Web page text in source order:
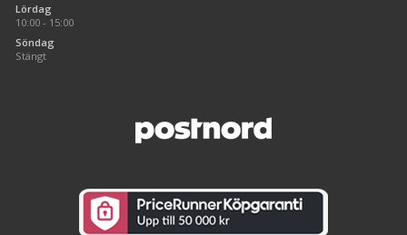
Lördag
10:00 - 15:00
Söndag
Stängt